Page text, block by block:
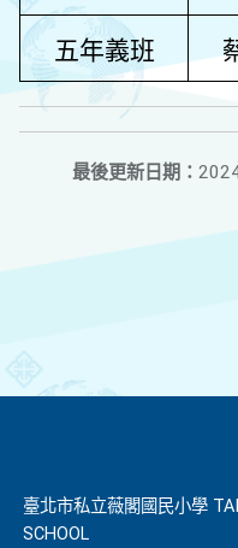
五年義班
最後更新日期：
臺北市私立薇閣國民小學
SCHOOL